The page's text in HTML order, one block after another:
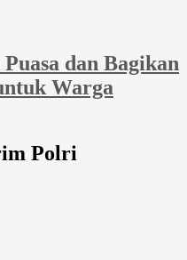
dan Bagikan
Warga
Polri